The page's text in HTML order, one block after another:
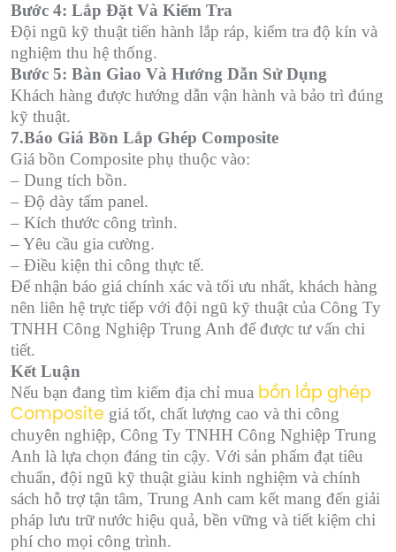
Bước 4: Lắp Đặt Và Kiểm Tra
Đội ngũ kỹ thuật tiến hành lắp ráp, kiểm tra độ kín và
nghiệm thu hệ thống.
Bước 5: Bàn Giao Và Hướng Dẫn Sử Dụng
Khách hàng được hướng dẫn vận hành và bảo trì đúng
kỹ thuật.
7.Báo Giá Bồn Lắp Ghép Composite
Giá bồn Composite phụ thuộc vào:
– Dung tích bồn.
– Độ dày tấm panel.
– Kích thước công trình.
– Yêu cầu gia cường.
– Điều kiện thi công thực tế.
Để nhận báo giá chính xác và tối ưu nhất, khách hàng
nên liên hệ trực tiếp với đội ngũ kỹ thuật của Công Ty
TNHH Công Nghiệp Trung Anh để được tư vấn chi
tiết.
Kết Luận
Nếu bạn đang tìm kiếm địa chỉ mua bồn lắp ghép
Composite giá tốt, chất lượng cao và thi công
chuyên nghiệp, Công Ty TNHH Công Nghiệp Trung
Anh là lựa chọn đáng tin cậy. Với sản phẩm đạt tiêu
chuẩn, đội ngũ kỹ thuật giàu kinh nghiệm và chính
sách hỗ trợ tận tâm, Trung Anh cam kết mang đến giải
pháp lưu trữ nước hiệu quả, bền vững và tiết kiệm chi
phí cho mọi công trình.